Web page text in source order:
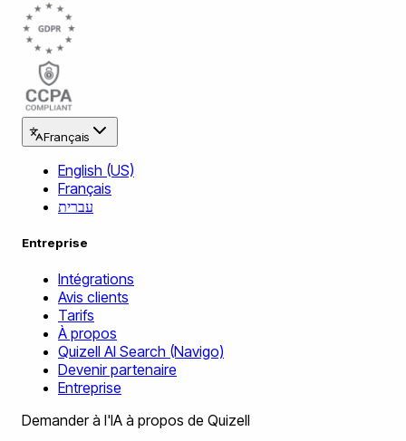
Français
English (US)
Français
עברית
Entreprise
Intégrations
Avis clients
Tarifs
À propos
Quizell AI Search (Navigo)
Devenir partenaire
Entreprise
Demander à l'IA à propos de Quizell